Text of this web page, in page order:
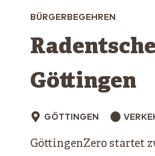
BÜRGERBEGEHREN
Göttingen
GÖTTINGEN
GöttingenZero startet